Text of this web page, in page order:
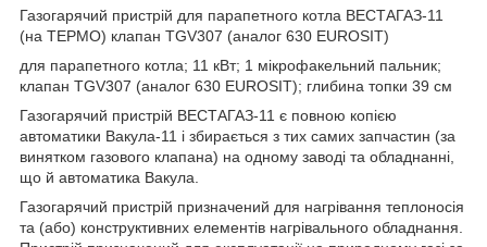
Газогарячий пристрій для парапетного котла ВЕСТАГАЗ-11
(на ТЕРМО) клапан TGV307 (аналог 630 EUROSIT)
для парапетного котла; 11 кВт; 1 мікрофакельний пальник;
клапан TGV307 (аналог 630 EUROSIT); глибина топки 39 см
Газогарячий пристрій ВЕСТАГАЗ-11 є повною копією
автоматики Вакула-11 і збирається з тих самих запчастин (за
винятком газового клапана) на одному заводі та обладнанні,
що й автоматика Вакула.
Газогарячий пристрій призначений для нагрівання теплоносія
та (або) конструктивних елементів нагрівального обладнання.